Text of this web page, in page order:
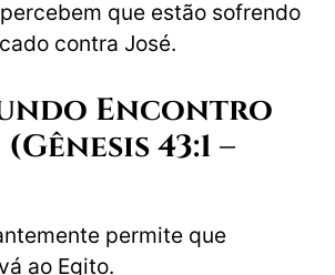
que estão sofrendo
contra José.
Encontro
43:1 –
permite que
ao Egito.